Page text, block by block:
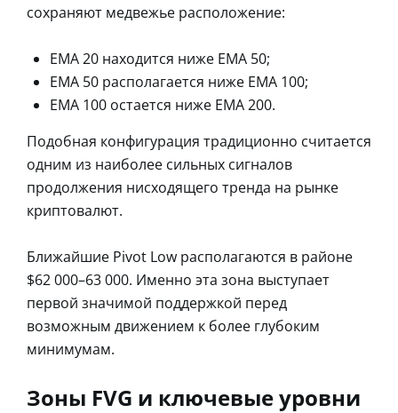
сохраняют медвежье расположение:
EMA 20 находится ниже EMA 50;
EMA 50 располагается ниже EMA 100;
EMA 100 остается ниже EMA 200.
Подобная конфигурация традиционно считается
одним из наиболее сильных сигналов
продолжения нисходящего тренда на рынке
криптовалют.
Ближайшие Pivot Low располагаются в районе
$62 000–63 000. Именно эта зона выступает
первой значимой поддержкой перед
возможным движением к более глубоким
минимумам.
Зоны FVG и ключевые уровни